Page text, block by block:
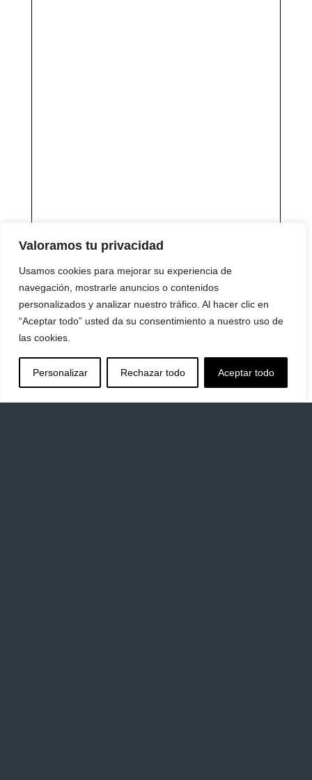
Valoramos tu privacidad
Usamos cookies para mejorar su experiencia de
navegación, mostrarle anuncios o contenidos
personalizados y analizar nuestro tráfico. Al hacer clic en
“Aceptar todo” usted da su consentimiento a nuestro uso de
las cookies.
Personalizar Rechazar todo Aceptar todo